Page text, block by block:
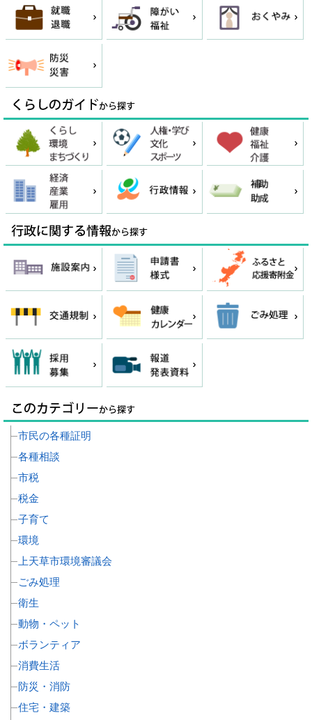
市民の各種証明
各種相談
市税
税金
子育て
環境
上天草市環境審議会
ごみ処理
衛生
動物・ペット
ボランティア
消費生活
防災・消防
住宅・建築